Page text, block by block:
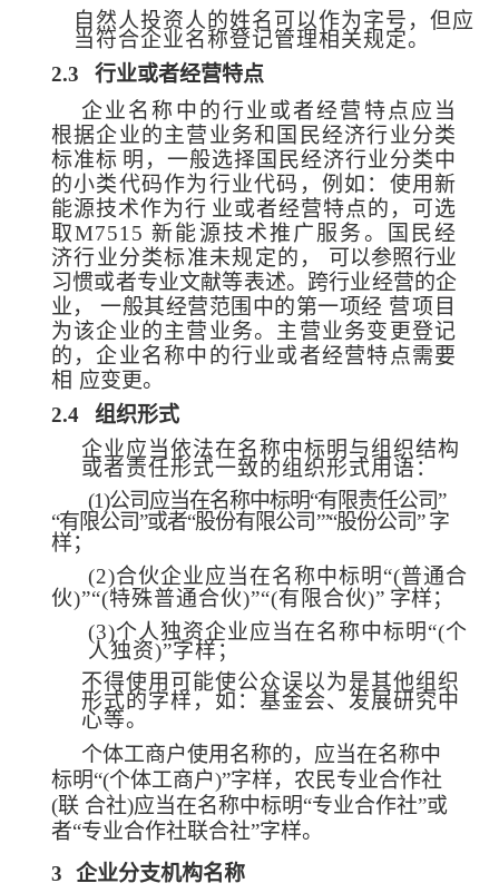
自然人投资人的姓名可以作为字号，但应
当符合企业名称登记管理相关规定。
2.3
行业或者经营特点
企业名称中的行业或者经营特点应当
根据企业的主营业务和国民经济行业分类
标准标 明，一般选择国民经济行业分类中
的小类代码作为行业代码，例如：使用新
能源技术作为行 业或者经营特点的，可选
取M7515 新能源技术推广服务。国民经
济行业分类标准未规定的，
可以参照行业
习惯或者专业文献等表述。跨行业经营的企
业， 一般其经营范围中的第一项经 营项目
为该企业的主营业务。主营业务变更登记
的，企业名称中的行业或者经营特点需要
相 应变更。
2.4
组织形式
企业应当依法在名称中标明与组织结构
或者责任形式一致的组织形式用语：
(1)公司应当在名称中标明“有限责任公司”
“有限公司”或者“股份有限公司’”“股份公司” 字
样；
(2)合伙企业应当在名称中标明“(普通合
伙)”“(特殊普通合伙)”“(有限合伙)” 字样；
(3)个人独资企业应当在名称中标明“(个
人独资)”字样；
不得使用可能使公众误以为是其他组织
形式的字样，如：基金会、发展研究中
心等。
个体工商户使用名称的，应当在名称中
标明“(个体工商户)”字样，农民专业合作社
(联 合社)应当在名称中标明“专业合作社”或
者“专业合作社联合社”字样。
3
企业分支机构名称